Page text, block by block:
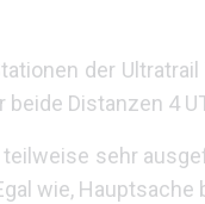
der
Distanzen 4
sehr
wie, Hauptsache